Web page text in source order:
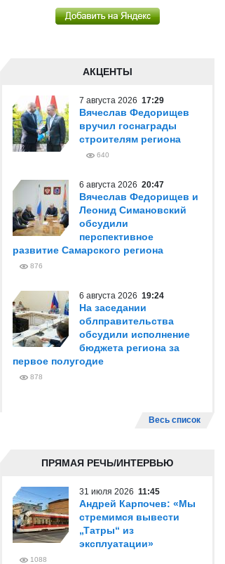
АКЦЕНТЫ
7 августа 2026 17:29
Вячеслав Федорищев
вручил госнаграды
строителям региона
640
6 августа 2026 20:47
Вячеслав Федорищев и
Леонид Симановский
обсудили
перспективное
развитие Самарского региона
876
6 августа 2026 19:24
На заседании
облправительства
обсудили исполнение
бюджета региона за
первое полугодие
878
Весь список
ПРЯМАЯ РЕЧЬ/ИНТЕРВЬЮ
31 июля 2026 11:45
Андрей Карпочев: «Мы
стремимся вывести
„Татры“ из
эксплуатации»
1088